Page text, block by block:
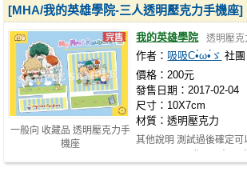
一般向 收藏品 透明壓克力手
機座
[MHA/我的英雄學院-三人透明壓克力手機座]
我的英雄學院 透明壓克
作者： 吸吸C•̀ω•́ゞ 社
價格：200元
發售日期：2017-02-04
尺寸：10X7cm
材質：透明壓克力
其他說明 測試過後確定